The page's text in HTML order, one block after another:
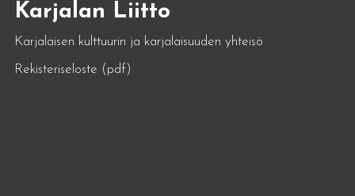
Karjalan Liitto
Karjalaisen kulttuurin ja karjalaisuuden yhteisö
Rekisteriseloste (pdf)